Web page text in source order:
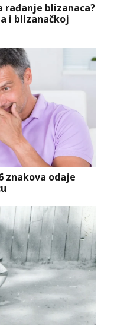
rađanje blizanaca?
i blizanačkoj
znakova odaje